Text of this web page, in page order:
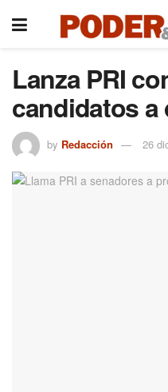
Lanza PRI
candidatos
by Redacción 26